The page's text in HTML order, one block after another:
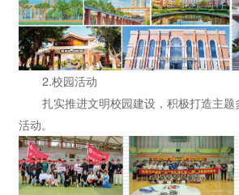
2.校园活动
扎实推进文明校园建设，积极打造主
活动。